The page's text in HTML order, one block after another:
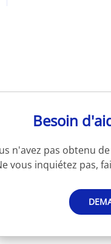
Besoin
n'avez pas obtenu
vous inquiétez pas,